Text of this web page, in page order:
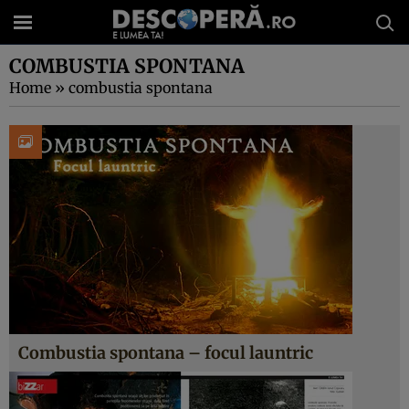
COMBUSTIA SPONTANA
Home » combustia spontana
Combustia spontana – focul launtric